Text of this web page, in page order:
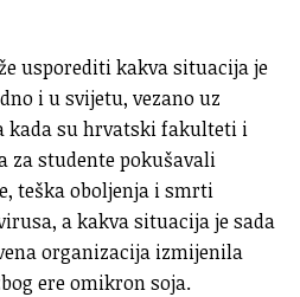
usporediti kakva situacija je
i u svijetu, vezano uz
kada su hrvatski fakulteti i
za studente pokušavali
teška oboljenja i smrti
a kakva situacija je sada
organizacija izmijenila
ere omikron soja.